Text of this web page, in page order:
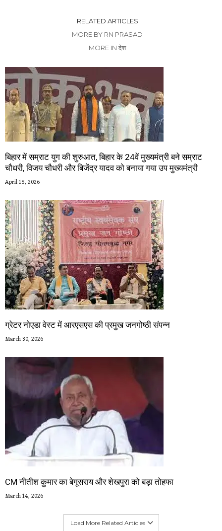
RELATED ARTICLES
MORE BY RN PRASAD
MORE IN देश
बिहार में सम्राट युग की शुरुआत, बिहार के 24वें मुख्यमंत्री बने सम्राट
चौधरी, विजय चौधरी और बिजेंद्र यादव को बनाया गया उप मुख्यमंत्री
April 15, 2026
ग्रेटर नोएडा वेस्ट में आरएसएस की प्रमुख जनगोष्ठी संपन्न
March 30, 2026
CM नीतीश कुमार का बेगूसराय और शेखपुरा को बड़ा तोहफा
March 14, 2026
Load More Related Articles